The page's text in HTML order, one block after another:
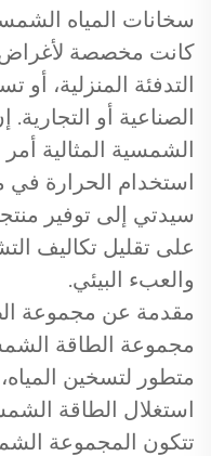
سخانات المياه
كانت مخصصة لأغراض
التدفئة المنزلية،
الصناعية أو
الشمسية المثالية
استخدام الحرارة
سيدتي إلى توفير
على تقليل تكاليف
والعبء البيئي.
مقدمة عن مجموعة
مجموعة الطاقة
متطور لتسخين
استغلال الطاقة
تتكون المجموعة